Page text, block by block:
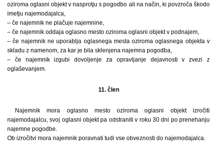
oziroma oglasni objekt v nasprotju s pogodbo ali na način, ki povzroča škodo
imetju najemodajalca,
– če najemnik ne plačuje najemnine,
– če najemnik oddaja oglasno mesto oziroma oglasni objekt v podnajem,
– če najemnik ne uporablja oglasnega mesta oziroma oglasnega objekta v
skladu z namenom, za kar je bila sklenjena najemna pogodba,
– če najemnik izgubi dovoljenje za opravljanje dejavnosti v zvezi z
oglaševanjem.
11. člen
Najemnik mora oglasno mesto oziroma oglasni objekt izročiti
najemodajalcu, svoj oglasni objekt pa odstraniti v roku 30 dni po prenehanju
najemne pogodbe.
Ob izročitvi mora najemnik poravnati tudi vse obveznosti do najemodajalca.